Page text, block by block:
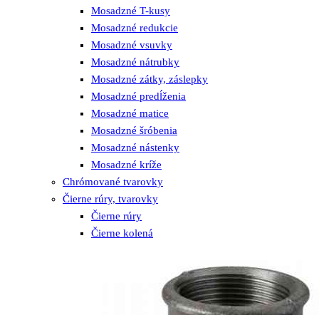
Mosadzné T-kusy
Mosadzné redukcie
Mosadzné vsuvky
Mosadzné nátrubky
Mosadzné zátky, záslepky
Mosadzné predĺženia
Mosadzné matice
Mosadzné šróbenia
Mosadzné nástenky
Mosadzné kríže
Chrómované tvarovky
Čierne rúry, tvarovky
Čierne rúry
Čierne kolená